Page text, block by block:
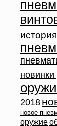
новинки
2018
новое
оружие